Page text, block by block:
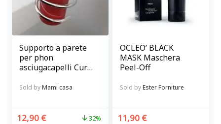
Supporto a parete
per phon
asciugacapelli Curl
Sold byMami casa
12,90 € 32%
OCLEO’ BLACK
MASK Maschera
Peel-Off
Sold byEster Forniture
11,90 €